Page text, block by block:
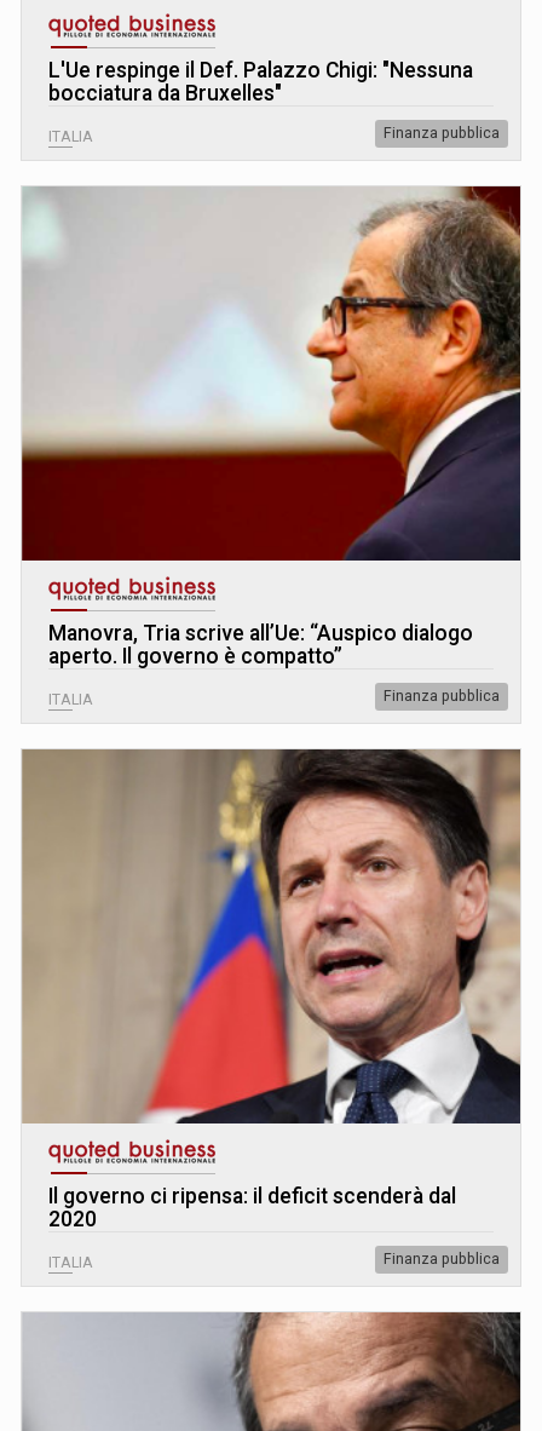
L'Ue respinge il Def. Palazzo Chigi: "Nessuna
bocciatura da Bruxelles"
ITALIA Finanza pubblica
Manovra, Tria scrive all’Ue: “Auspico dialogo
aperto. Il governo è compatto”
ITALIA Finanza pubblica
Il governo ci ripensa: il deficit scenderà dal
2020
ITALIA Finanza pubblica